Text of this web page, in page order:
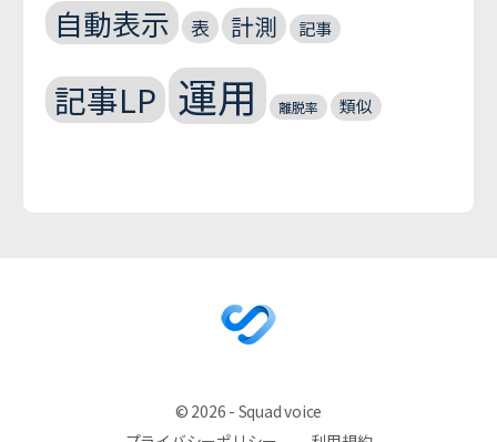
自動表示 表 計測 記事
記事LP 運用 離脱率 類似
© 2026 - Squad voice